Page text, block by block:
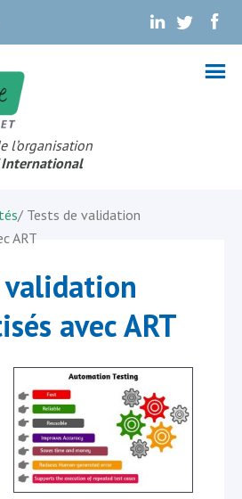
. . .
l’organisation
International
/ Tests de validation
ART
validation
avec ART